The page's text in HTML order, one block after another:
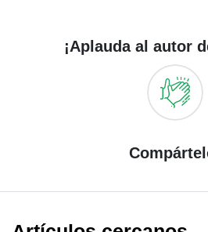
¡Aplauda al autor